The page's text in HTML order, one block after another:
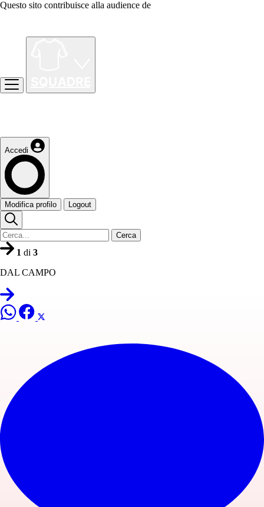
Questo sito contribuisce alla audience de
Accedi
Modifica profilo Logout
Cerca
1 di 3
DAL CAMPO